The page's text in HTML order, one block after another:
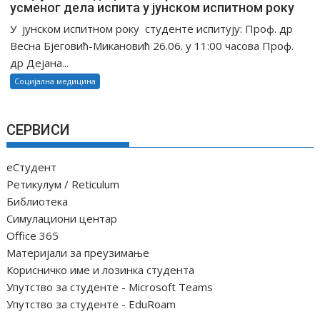
усменог дела испита у јунском испитном року
У јунском испитном року студенте испитују: Проф. др
Весна Бјеговић-Микановић 26.06. у 11:00 часова Проф.
др Дејана...
Социјална медицина
СЕРВИСИ
еСтудент
Ретикулум / Reticulum
Библиотека
Симулациони центар
Office 365
Материјали за преузимање
Корисничко име и лозинка студента
Упутство за студенте - Microsoft Teams
Упутство за студенте - EduRoam